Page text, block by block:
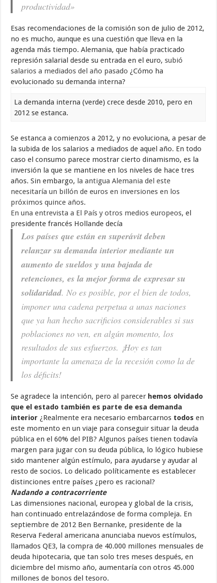
productividad»
Esas recomendaciones de la comisión son de julio de 2012,
no es mucho, aunque es una cuestión que lleva en la
agenda más tiempo. Alemania, que había practicado
represión salarial desde su entrada en el euro,subió
salarios a mediados del año pasado ¿Cómo ha
evolucionado su demanda interna?
La demanda interna (verde) crece desde 2010, pero en
2012 se estanca.
Se estanca a comienzos a 2012, y no evoluciona, a pesar de
la subida de los salarios a mediados de aquel año. En todo
caso el consumo parece mostrar cierto dinamismo, es la
inversión la que se mantiene en los niveles de hace tres
años. Sin embargo, la antigua Alemania del este
necesitaría un billón de euros en inversiones en los
próximos quince años.
En una entrevista a El País y otros medios europeos, el
presidente francés Hollande decía
Los países que están en superávit deben
relanzar su demanda interior mediante un
aumento de sueldos y una bajada de
retenciones, es la mejor forma de expresar su
solidaridad. No es posible, por el bien de todos,
imponer una cadena perpetua a unas naciones
que ya han hecho sacrificios considerables si sus
poblaciones no ven, en algún momento, los
resultados de sus esfuerzos. ¡Hoy es tan
importante la amenaza de la recesión como la de
los déficits!
Se agradece la intención, pero al parecer hemos olvidado
que el estado también es parte de esa demanda
interior ¿Realmente era necesario embarcarnos todos en
este momento en un viaje para conseguir situar la deuda
pública en el 60% del PIB? Algunos países tienen todavía
margen para jugar con su deuda pública, lo lógico hubiese
sido mantener algún estímulo, para ayudarse y ayudar al
resto de socios. Lo delicado políticamente es establecer
distinciones entre países ¿pero es racional?
Nadando a contracorriente
Las dimensiones nacional, europea y global de la crisis,
han continuado entrelazándose de forma compleja. En
septiembre de 2012 Ben Bernanke, presidente de la
Reserva Federal americana anunciaba nuevos estímulos,
llamados QE3, la compra de 40.000 millones mensuales de
deuda hipotecaria, que tan solo tres meses después, en
diciembre del mismo año, aumentaría con otros 45.000
millones de bonos del tesoro.